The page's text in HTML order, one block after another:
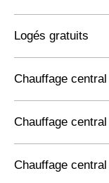
Logés gratuits
Chauffage
Chauffage
Chauffage